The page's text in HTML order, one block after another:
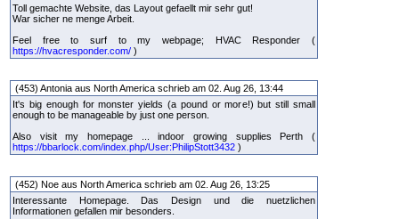
Toll gemachte Website, das Layout gefaellt mir sehr gut!
War sicher ne menge Arbeit.
Feel free to surf to my webpage; HVAC Responder (
https://hvacresponder.com/ )
(453) Antonia aus North America schrieb am 02. Aug 26, 13:44
It's big enough for monster yields (a pound or more!) but still small
enough to be manageable by just one person.
Also visit my homepage ... indoor growing supplies Perth (
https://bbarlock.com/index.php/User:PhilipStott3432 )
(452) Noe aus North America schrieb am 02. Aug 26, 13:25
Interessante Homepage. Das Design und die nuetzlichen
Informationen gefallen mir besonders.